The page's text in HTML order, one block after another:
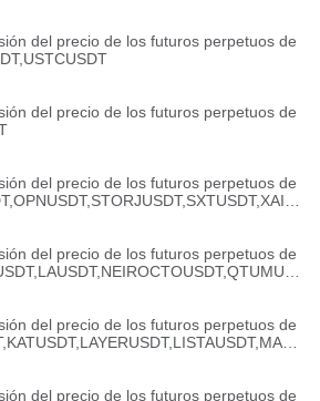
del precio de los futuros perpetuos de
del precio de los futuros perpetuos de
del precio de los futuros perpetuos de
del precio de los futuros perpetuos de
del precio de los futuros perpetuos de
del precio de los futuros perpetuos de